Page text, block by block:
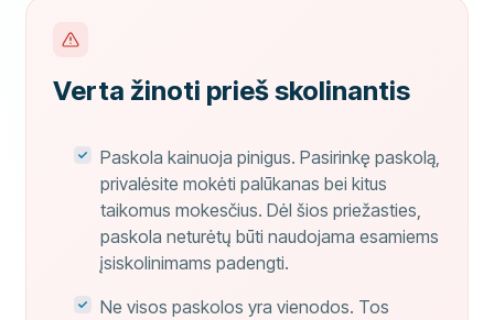
Verta žinoti prieš skolinantis
Paskola kainuoja pinigus. Pasirinkę paskolą,
privalėsite mokėti palūkanas bei kitus
taikomus mokesčius. Dėl šios priežasties,
paskola neturėtų būti naudojama esamiems
įsiskolinimams padengti.
Ne visos paskolos yra vienodos. Tos